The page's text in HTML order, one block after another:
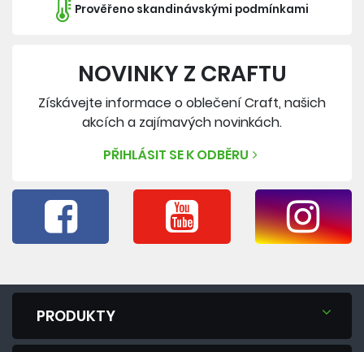
Prověřeno skandinávskými podmínkami
NOVINKY Z CRAFTU
Získávejte informace o oblečení Craft, našich
akcích a zajímavých novinkách.
PŘIHLÁSIT SE K ODBĚRU
PRODUKTY